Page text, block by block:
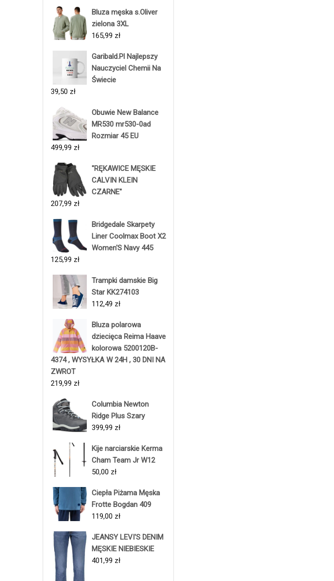
Bluza męska s.Oliver
zielona 3XL
165,99 zł
Garibald.Pl Najlepszy
Nauczyciel Chemii Na
Świecie
39,50 zł
Obuwie New Balance
MR530 mr530-0ad
Rozmiar 45 EU
499,99 zł
"RĘKAWICE MĘSKIE
CALVIN KLEIN
CZARNE"
207,99 zł
Bridgedale Skarpety
Liner Coolmax Boot X2
Women'S Navy 445
125,99 zł
Trampki damskie Big
Star KK274103
112,49 zł
Bluza polarowa
dziecięca Reima Haave
kolorowa 5200120B-
4374 , WYSYŁKA W 24H , 30 DNI NA
ZWROT
219,99 zł
Columbia Newton
Ridge Plus Szary
399,99 zł
Kije narciarskie Kerma
Cham Team Jr W12
50,00 zł
Ciepła Piżama Męska
Frotte Bogdan 409
119,00 zł
JEANSY LEVI'S DENIM
MĘSKIE NIEBIESKIE
401,99 zł